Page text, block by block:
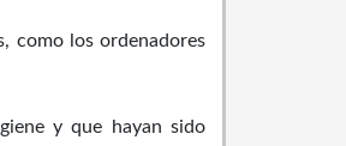
como los ordenadores
y que hayan sido